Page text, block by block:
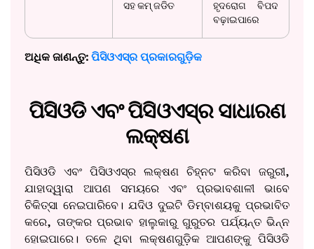
ସହ କମ୍ ଜଡିତ
ହୃଦରୋଗ ବିପଦ
ବଢ଼ାଇପାରେ
ଅଧିକ ଜାଣନ୍ତୁ: ପିସିଓଏସ୍‌ର ପ୍ରକାରଗୁଡ଼ିକ
ପିସିଓଡି ଏବଂ ପିସିଓଏସ୍‌ର ସାଧାରଣ
ଲକ୍ଷଣ
ପିସିଓଡି ଏବଂ ପିସିଓଏସ୍‌ର ଲକ୍ଷଣ ଚିହ୍ନଟ କରିବା ଜରୁରୀ,
ଯାହାଦ୍ୱାରା ଆପଣ ସମୟରେ ଏବଂ ପ୍ରଭାବଶାଳୀ ଭାବେ
ଚିକିତ୍ସା ନେଇପାରିବେ। ଯଦିଓ ଦୁଇଟି ଡିମ୍ବାଶୟକୁ ପ୍ରଭାବିତ
କରେ, ତାଙ୍କର ପ୍ରଭାବ ହାଲୁକାରୁ ଗୁରୁତର ପର୍ଯ୍ୟନ୍ତ ଭିନ୍ନ
ହୋଇପାରେ। ତଳେ ଥିବା ଲକ୍ଷଣଗୁଡ଼ିକ ଆପଣଙ୍କୁ ପିସିଓଡି